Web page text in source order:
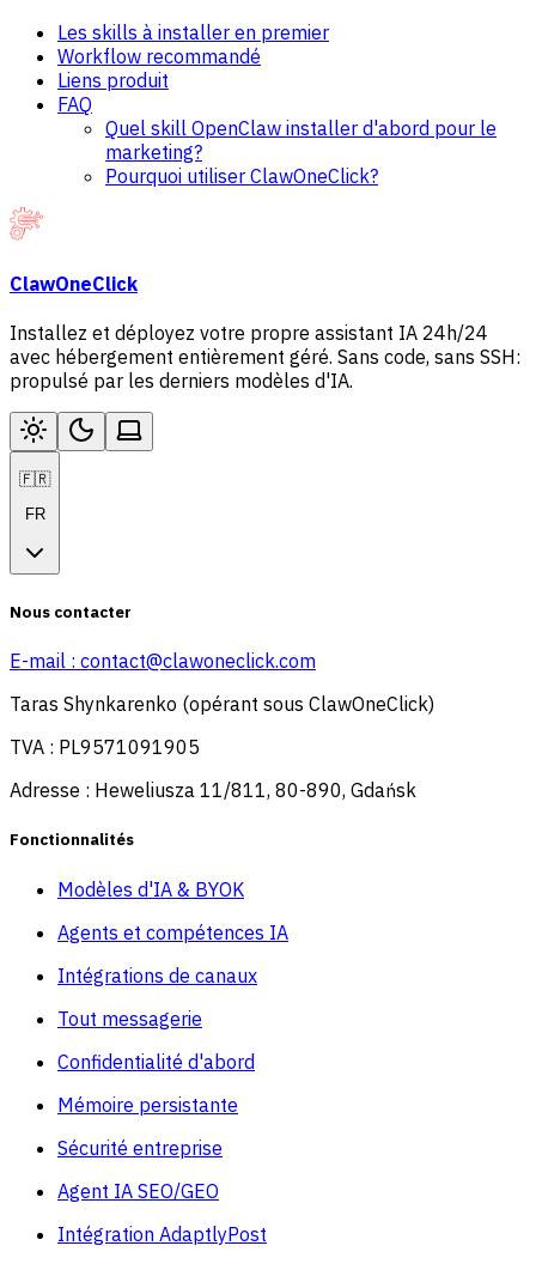
Les skills à installer en premier
Workflow recommandé
Liens produit
FAQ
Quel skill OpenClaw installer d'abord pour le
marketing?
Pourquoi utiliser ClawOneClick?
ClawOneClick
Installez et déployez votre propre assistant IA 24h/24
avec hébergement entièrement géré. Sans code, sans SSH:
propulsé par les derniers modèles d'IA.
🇫🇷
FR
Nous contacter
E-mail : contact@clawoneclick.com
Taras Shynkarenko (opérant sous ClawOneClick)
TVA : PL9571091905
Adresse : Heweliusza 11/811, 80-890, Gdańsk
Fonctionnalités
Modèles d'IA & BYOK
Agents et compétences IA
Intégrations de canaux
Tout messagerie
Confidentialité d'abord
Mémoire persistante
Sécurité entreprise
Agent IA SEO/GEO
Intégration AdaptlyPost